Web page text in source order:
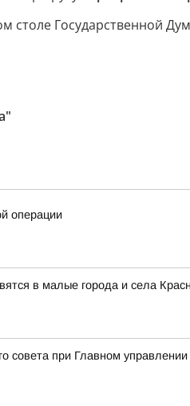
столе Государственной
операции
в малые города и села
совета при Главном